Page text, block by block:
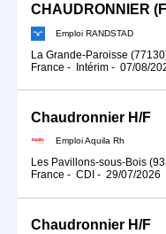
CHAUDRONNIER
Emploi RANDSTAD
La Grande-Paroisse
France - Intérim - 07/08/
Chaudronnier H/F
Emploi Aquila Rh
Les Pavillons-sous-Bois
France - CDI - 29/07/2026
Chaudronnier H/F